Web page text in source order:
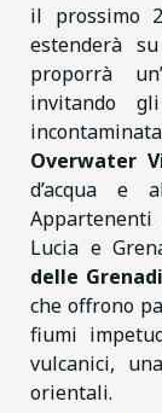
il prossimo
estenderà
proporrà
invitando
Overwater
d’acqua e
Lucia e
delle
che offrono
fiumi
vulcanici,
orientali.